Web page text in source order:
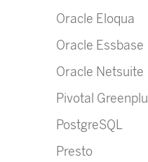
Oracle Eloqua
Oracle Essbase
Oracle Netsuite
Pivotal
PostgreSQL
Presto